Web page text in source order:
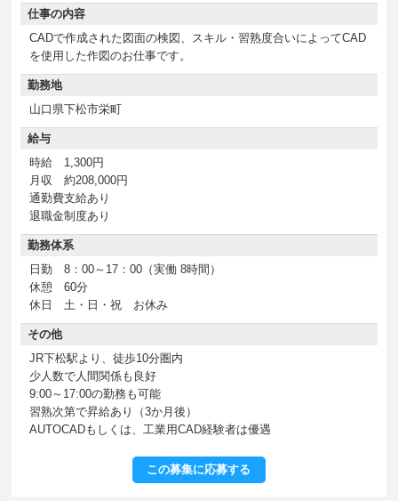
仕事の内容
CADで作成された図面の検図、スキル・習熟度合いによってCAD
を使用した作図のお仕事です。
勤務地
山口県下松市栄町
給与
時給 1,300円
月収 約208,000円
通勤費支給あり
退職金制度あり
勤務体系
日勤 8：00～17：00（実働 8時間）
休憩 60分
休日 土・日・祝 お休み
その他
JR下松駅より、徒歩10分圏内
少人数で人間関係も良好
9:00～17:00の勤務も可能
習熟次第で昇給あり（3か月後）
AUTOCADもしくは、工業用CAD経験者は優遇
この募集に応募する